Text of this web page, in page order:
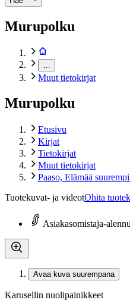
Murupolku
Muut tietokirjat
Murupolku
Etusivu
Kirjat
Tietokirjat
Muut tietokirjat
Paaso, Elämää
Tuotekuvat- ja videotOhita
Asiakasomistaja-
Avaa kuva suurempana
Karusellin nuolipainikkeet